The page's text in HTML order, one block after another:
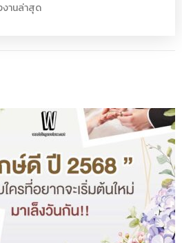
งานล่าสุด